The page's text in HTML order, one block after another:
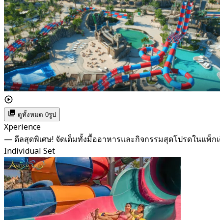
ดูทั้งหมด 0รูป
Xperience
— ดีลสุดพิเศษ! จัดเต็มทั้งมื้ออาหารและกิจกรรมสุดโปรดในแพ็ก
Individual Set